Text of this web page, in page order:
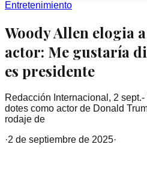
Entretenimiento
Woody Allen elogia
actor: Me gustaría
es presidente
Redacción Internacional, 2
dotes como actor de Donald
rodaje de
·2 de septiembre de 2025·